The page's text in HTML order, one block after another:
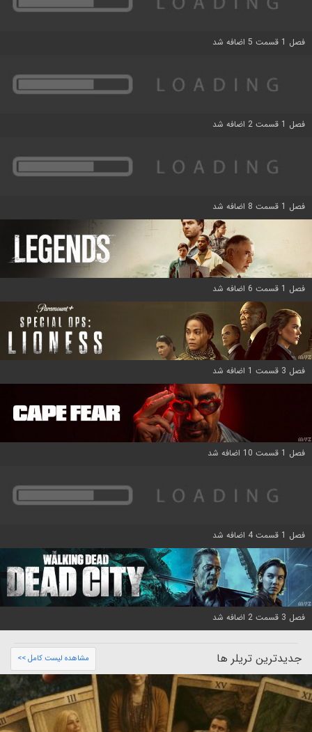
فصل 1 قسمت 5 اضافه شد
فصل 1 قسمت 2 اضافه شد
فصل 1 قسمت 8 اضافه شد
فصل 1 قسمت 6 اضافه شد
فصل 3 قسمت 1 اضافه شد
فصل 1 قسمت 10 اضافه شد
فصل 1 قسمت 4 اضافه شد
فصل 3 قسمت 2 اضافه شد
جدیدترین تریلر ها مشاهده لیست کامل >>